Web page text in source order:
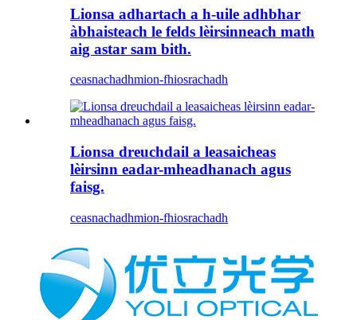
Lionsa adhartach a h-uile adhbhar
àbhaisteach le felds lèirsinneach math
aig astar sam bith.
ceasnachadhmion-fhiosrachadh
Lionsa dreuchdail a leasaicheas
lèirsinn eadar-mheadhanach agus
faisg.
ceasnachadhmion-fhiosrachadh